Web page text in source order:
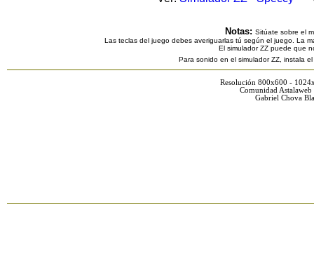
Notas: Sitúate sobre el
Las teclas del juego debes averiguarlas tú según el juego. La
El simulador ZZ puede que
Para sonido en el simulador ZZ, instala
Resolución 800x600 -
Comunidad
Gabriel Chova